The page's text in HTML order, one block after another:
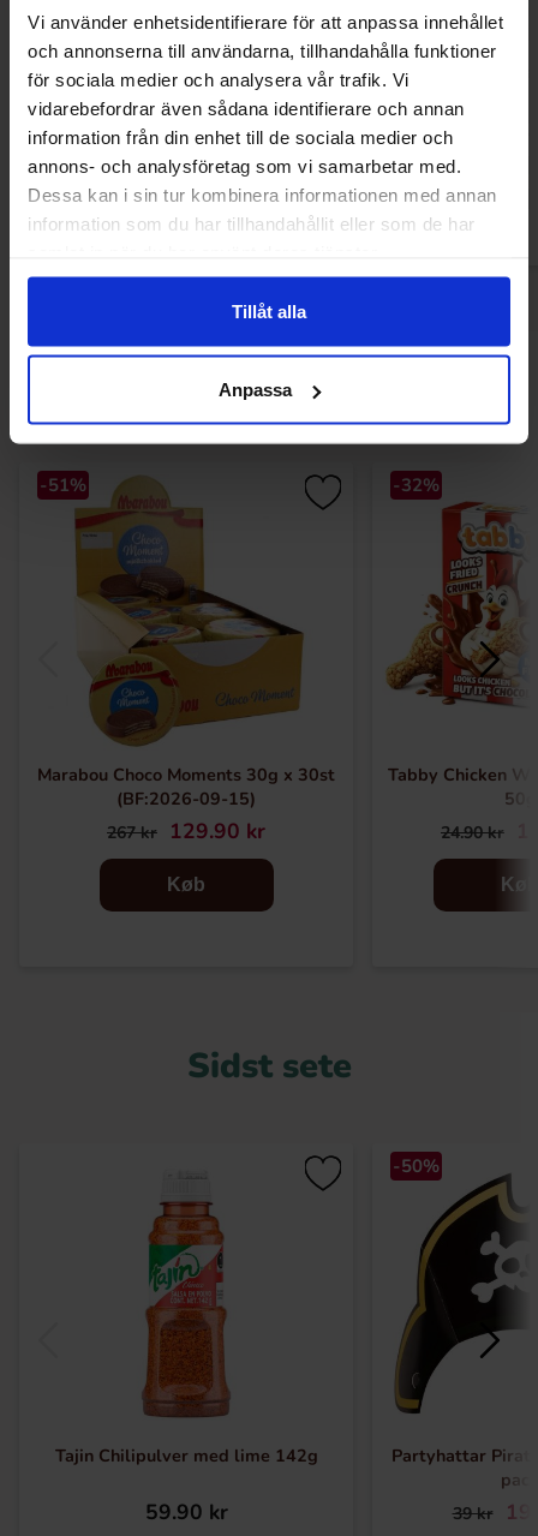
Vi använder enhetsidentifierare för att anpassa innehållet
och annonserna till användarna, tillhandahålla funktioner
för sociala medier och analysera vår trafik. Vi
vidarebefordrar även sådana identifierare och annan
information från din enhet till de sociala medier och
annons- och analysföretag som vi samarbetar med.
Dessa kan i sin tur kombinera informationen med annan
information som du har tillhandahållit eller som de har
Tillåt alla
Anpassa
Coca-Cola Original Taste Super Can 50cl
18.90 kr
Køb
Andre kunne lide
-51%
Marabou Choco Moments 30g x 30st
(BF:2026-09-15)
267 kr 129.90 kr
Køb
-32%
Tabby Chicken
50g
24.90 kr
Køb
Sidst sete
Tajin Chilipulver med lime 142g
59.90 kr
-50%
Partyhattar Pirat
pack
39 kr